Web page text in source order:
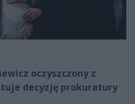
oczyszczony z
decyzję prokuratury